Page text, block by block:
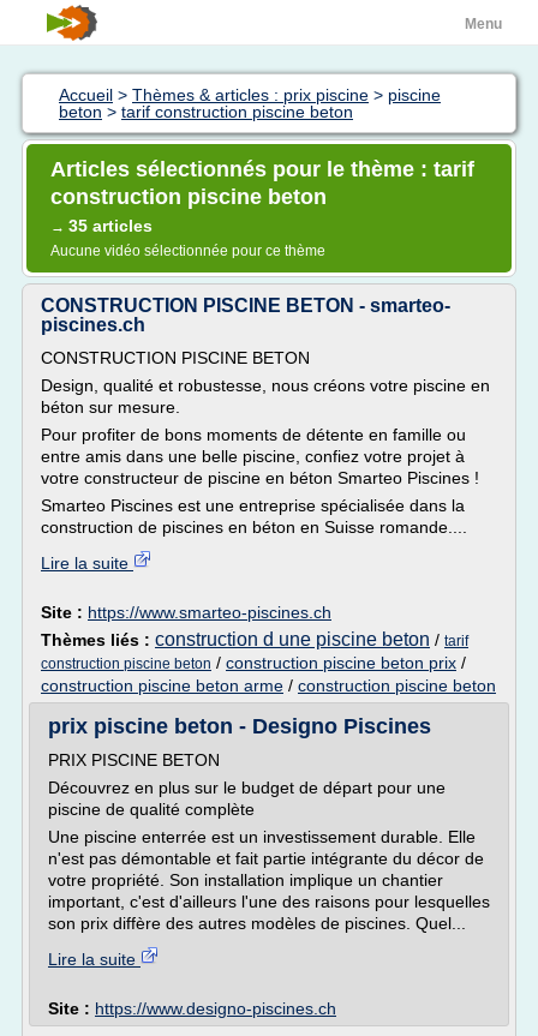
Menu
Accueil > Thèmes & articles : prix piscine > piscine
beton > tarif construction piscine beton
Articles sélectionnés pour le thème : tarif
construction piscine beton
→ 35 articles
Aucune vidéo sélectionnée pour ce thème
CONSTRUCTION PISCINE BETON - smarteo-
piscines.ch
CONSTRUCTION PISCINE BETON
Design, qualité et robustesse, nous créons votre piscine en
béton sur mesure.
Pour profiter de bons moments de détente en famille ou
entre amis dans une belle piscine, confiez votre projet à
votre constructeur de piscine en béton Smarteo Piscines !
Smarteo Piscines est une entreprise spécialisée dans la
construction de piscines en béton en Suisse romande....
Lire la suite
Site : https://www.smarteo-piscines.ch
Thèmes liés : construction d une piscine beton / tarif
construction piscine beton / construction piscine beton prix /
construction piscine beton arme / construction piscine beton
prix piscine beton - Designo Piscines
PRIX PISCINE BETON
Découvrez en plus sur le budget de départ pour une
piscine de qualité complète
Une piscine enterrée est un investissement durable. Elle
n'est pas démontable et fait partie intégrante du décor de
votre propriété. Son installation implique un chantier
important, c'est d'ailleurs l'une des raisons pour lesquelles
son prix diffère des autres modèles de piscines. Quel...
Lire la suite
Site : https://www.designo-piscines.ch